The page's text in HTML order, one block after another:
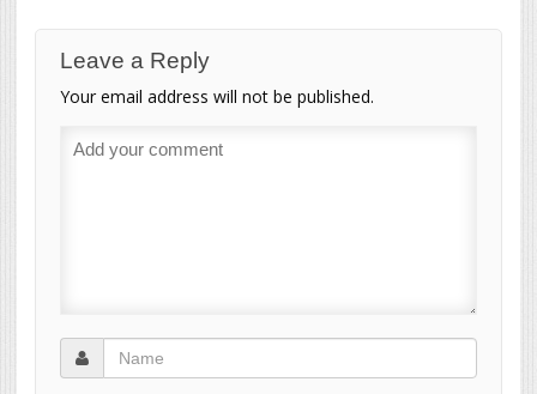
Leave a Reply
Your email address will not be published.